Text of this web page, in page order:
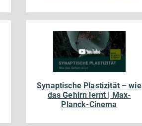
Synaptische Plastizität – wie
das Gehirn lernt | Max-
Planck-Cinema